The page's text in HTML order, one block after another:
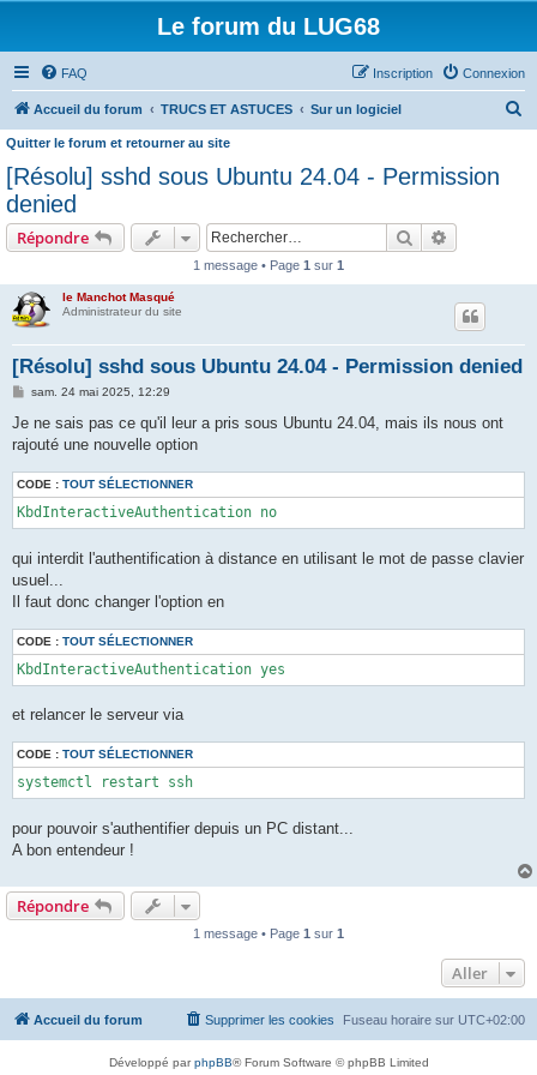
Le forum du LUG68
FAQ Connexion
Inscription
Accueil du forum TRUCS ET ASTUCES Sur un logiciel
Quitter le forum et retourner au site
[Résolu] sshd sous Ubuntu 24.04 - Permission
denied
Répondre Rechercher
1 message • Page 1 sur 1
le Manchot Masqué
Administrateur du site
[Résolu] sshd sous Ubuntu 24.04 - Permission denied
M
s
a
e
sam. 24 mai 2025, 12:29
Je ne sais pas ce qu'il leur a pris sous Ubuntu 24.04, mais ils nous ont
rajouté une nouvelle option
CODE : TOUT SÉLECTIONNER
KbdInteractiveAuthentication no
qui interdit l'authentification à distance en utilisant le mot de passe clavier
usuel...
Il faut donc changer l'option en
CODE : TOUT SÉLECTIONNER
KbdInteractiveAuthentication yes
et relancer le serveur via
CODE : TOUT SÉLECTIONNER
systemctl restart ssh
pour pouvoir s'authentifier depuis un PC distant...
A bon entendeur !
Répondre
1 message • Page 1 sur 1
Aller
Accueil du forum Fuseau horaire sur UTC+02:00
Supprimer les cookies
Développé parphpBB® Forum Software © phpBB Limited